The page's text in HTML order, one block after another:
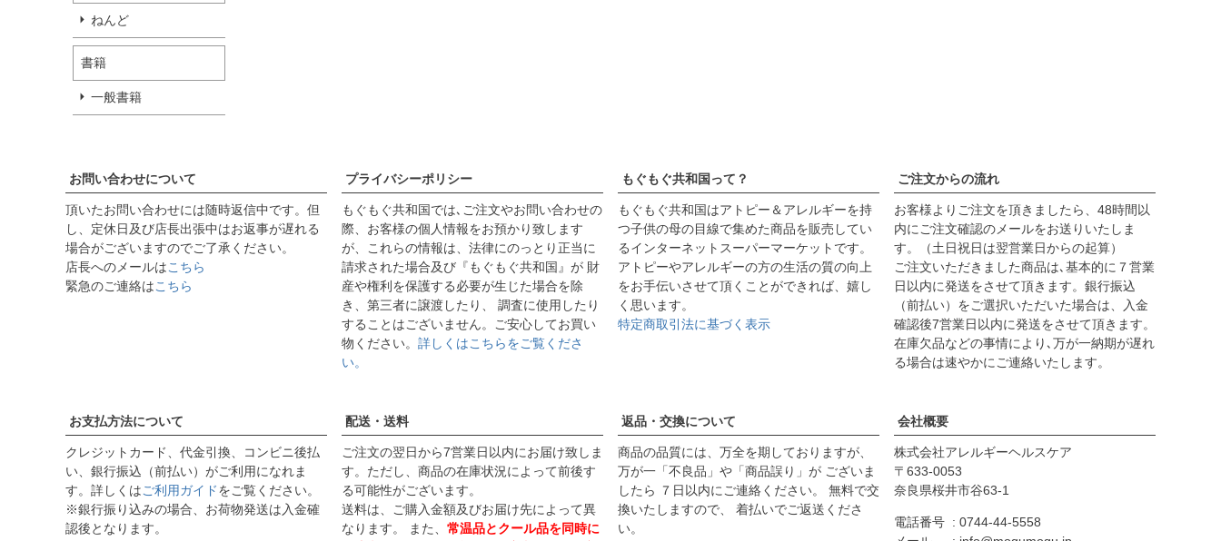
ねんど
書籍
一般書籍
お問い合わせについて
頂いたお問い合わせには随時返信中です。但
し、定休日及び店長出張中はお返事が遅れる
場合がございますのでご了承ください。
店長へのメールはこちら
緊急のご連絡はこちら
プライバシーポリシー
もぐもぐ共和国では､ご注文やお問い合わせの
際、お客様の個人情報をお預かり致します
が、これらの情報は、法律にのっとり正当に
請求された場合及び『もぐもぐ共和国』が 財
産や権利を保護する必要が生じた場合を除
き、第三者に譲渡したり、 調査に使用したり
することはございません。ご安心してお買い
物ください。 詳しくはこちらをご覧くださ
い。
もぐもぐ共和国って？
もぐもぐ共和国はアトピー＆アレルギーを持
つ子供の母の目線で集めた商品を販売してい
るインターネットスーパーマーケットです。
アトピーやアレルギーの方の生活の質の向上
をお手伝いさせて頂くことができれば、嬉し
く思います。
特定商取引法に基づく表示
ご注文からの流れ
お客様よりご注文を頂きましたら、48時間以
内にご注文確認のメールをお送りいたしま
す。（土日祝日は翌営業日からの起算）
ご注文いただきました商品は､基本的に７営業
日以内に発送をさせて頂きます。 銀行振込
（前払い）をご選択いただいた場合は、入金
確認後7営業日以内に発送をさせて頂きます。
在庫欠品などの事情により､万が一納期が遅れ
る場合は速やかにご連絡いたします。
お支払方法について
クレジットカード、代金引換、コンビニ後払
い、銀行振込（前払い）がご利用になれま
す。詳しくはご利用ガイドをご覧ください。
※銀行振り込みの場合、お荷物発送は入金確
認後となります。
配送・送料
ご注文の翌日から7営業日以内にお届け致しま
す。ただし、商品の在庫状況によって前後す
る可能性がございます。
送料は、ご購入金額及びお届け先によって異
なります。 また、 常温品とクール品を同時に
返品・交換について
商品の品質には、万全を期しておりますが、
万が一「不良品」や「商品誤り」が ございま
したら ７日以内にご連絡ください。 無料で交
換いたしますので、 着払いでご返送くださ
い。
会社概要
株式会社アレルギーヘルスケア
633-0053
奈良県桜井市谷63-1
電話番号
0744-44-5558